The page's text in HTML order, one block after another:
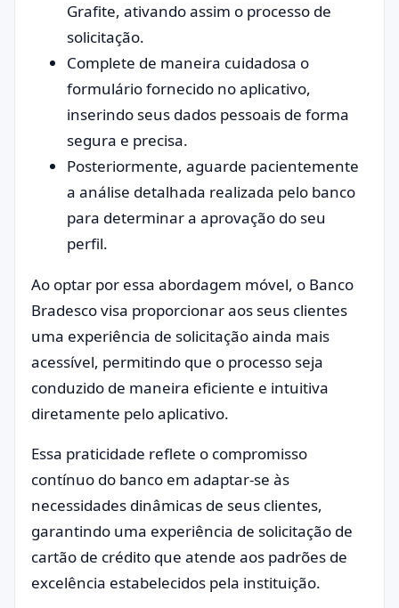
Grafite, ativando assim o processo de
solicitação.
Complete de maneira cuidadosa o
formulário fornecido no aplicativo,
inserindo seus dados pessoais de forma
segura e precisa.
Posteriormente, aguarde pacientemente
a análise detalhada realizada pelo banco
para determinar a aprovação do seu
perfil.
Ao optar por essa abordagem móvel, o Banco
Bradesco visa proporcionar aos seus clientes
uma experiência de solicitação ainda mais
acessível, permitindo que o processo seja
conduzido de maneira eficiente e intuitiva
diretamente pelo aplicativo.
Essa praticidade reflete o compromisso
contínuo do banco em adaptar-se às
necessidades dinâmicas de seus clientes,
garantindo uma experiência de solicitação de
cartão de crédito que atende aos padrões de
excelência estabelecidos pela instituição.